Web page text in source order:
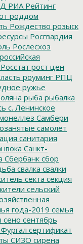
РИА Рейтинг
роддом
Рождество розыск
Росгвардия
Рослесхоз
российская
Росстат рост цен
роуминг РПЦ
ружье
рыба рыбалка
с. Ленинское
Самбери
самолет
санитария
Санкт-
Сбербанк сбор
свалка свалки
секта секция
сельский
года-2019 семья
сено сентябрь
сертификат
СИЗО сирена